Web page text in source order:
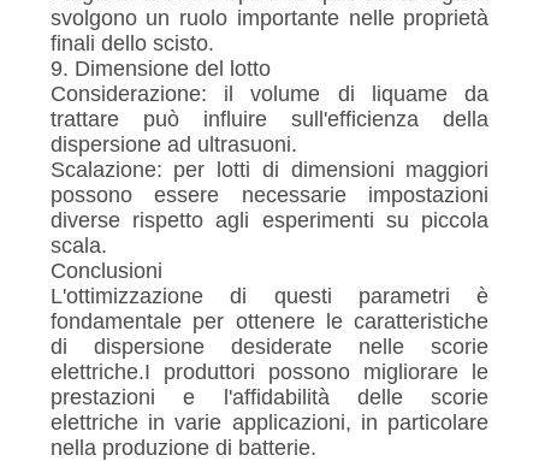
svolgono un ruolo importante nelle proprietà
finali dello scisto.
9. Dimensione del lotto
Considerazione: il volume di liquame da
trattare può influire sull'efficienza della
dispersione ad ultrasuoni.
Scalazione: per lotti di dimensioni maggiori
possono essere necessarie impostazioni
diverse rispetto agli esperimenti su piccola
scala.
Conclusioni
L'ottimizzazione di questi parametri è
fondamentale per ottenere le caratteristiche
di dispersione desiderate nelle scorie
elettriche.I produttori possono migliorare le
prestazioni e l'affidabilità delle scorie
elettriche in varie applicazioni, in particolare
nella produzione di batterie.